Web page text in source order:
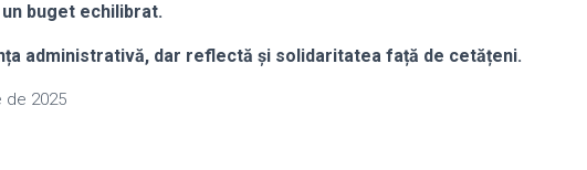
buget echilibrat.
administrativă, dar reflectă și solidaritatea față de cetățeni.
de 2025